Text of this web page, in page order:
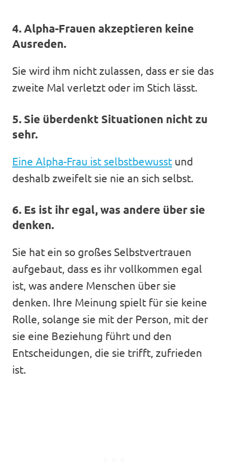
4. Alpha-Frauen akzeptieren keine
Ausreden.
Sie wird ihm nicht zulassen, dass er sie das
zweite Mal verletzt oder im Stich lässt.
5. Sie überdenkt Situationen nicht zu
sehr.
Eine Alpha-Frau ist selbstbewusst und
deshalb zweifelt sie nie an sich selbst.
6. Es ist ihr egal, was andere über sie
denken.
Sie hat ein so großes Selbstvertrauen
aufgebaut, dass es ihr vollkommen egal
ist, was andere Menschen über sie
denken. Ihre Meinung spielt für sie keine
Rolle, solange sie mit der Person, mit der
sie eine Beziehung führt und den
Entscheidungen, die sie trifft, zufrieden
ist.